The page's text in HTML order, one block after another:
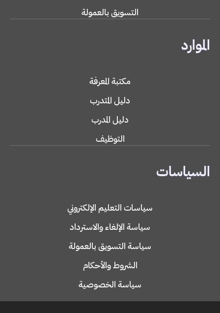
التسويق بالعمولة
الموارد
مكتبة المعرفة
دليل المتدرب
دليل المدرب
التوظيف
السياسات
سياسات التعليم الإلكتروني
سياسة الإلغاء والاسترداد
سياسة التسويق بالعمولة
الشروط والأحكام
سياسة الخصوصية